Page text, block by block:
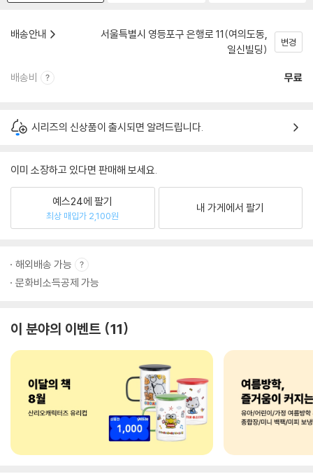
배송안내
서울특별시 영등포구 은행로 11(여의도동,
일신빌딩)
변경
배송비 무료
시리즈의 신상품이 출시되면 알려드립니다.
이미 소장하고 있다면 판매해 보세요.
예스24에 팔기
최상 매입가 2,100원
내 가게에서 팔기
해외배송 가능
문화비소득공제 가능
이 분야의 이벤트 11